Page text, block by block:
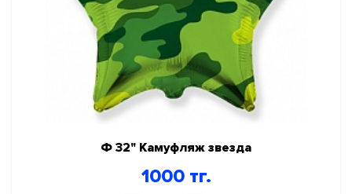
Ф 32" Камуфляж звезда
1000 тг.